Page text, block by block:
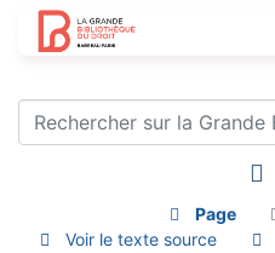
Page
Voir le texte source